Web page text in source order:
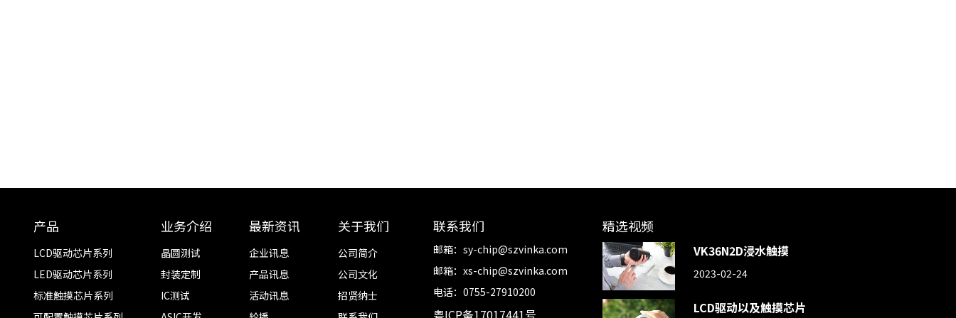
产品
LCD驱动芯片系列
LED驱动芯片系列
标准触摸芯片系列
业务介绍
晶圆测试
封装定制
IC测试
最新资讯
企业讯息
产品讯息
活动讯息
关于我们
公司简介
公司文化
招贤纳士
联系我们
邮箱：sy-chip@szvinka.com
邮箱：xs-chip@szvinka.com
电话：0755-27910200
粤ICP备17017441号
精选视频
VK36N2D浸水触摸
2023-02-24
LCD驱动以及触摸芯片